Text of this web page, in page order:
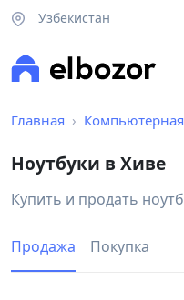
Узбекистан
Главная
Ноутбуки в Хиве
Купить и продать
Продажа Покупка